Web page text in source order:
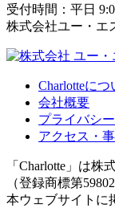
受付時間：平日
株式会社ユー・エ
Charlotteにつ
会社概要
プライバシ
アクセス・
「Charlotte」は株
（登録商標第
本ウェブサイトに